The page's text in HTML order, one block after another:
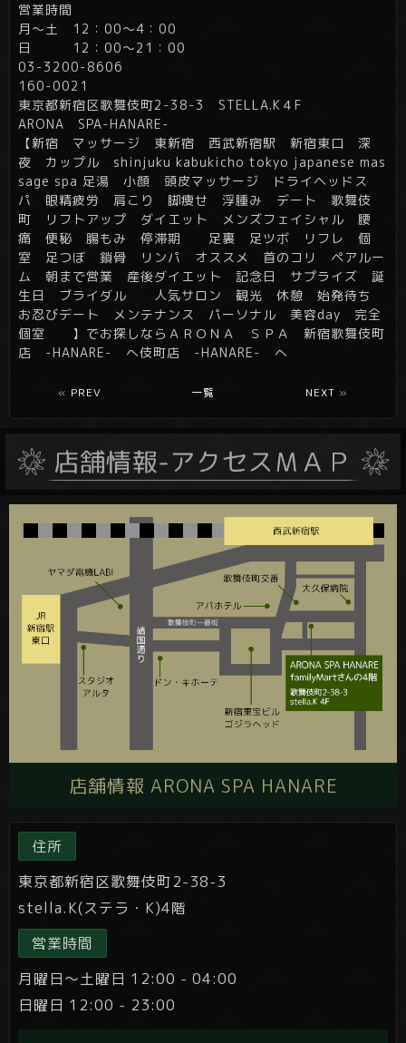
営業時間
月～土 12：00～4：00
日 12：00～21：00
03-3200-8606
160-0021
東京都新宿区歌舞伎町2-38-3 STELLA.K４F
ARONA SPA-HANARE-
【新宿 マッサージ 東新宿 西武新宿駅 新宿東口 深
夜 カップル shinjuku kabukicho tokyo japanese mas
sage spa 足湯 小顔 頭皮マッサージ ドライヘッドス
パ 眼精疲労 肩こり 脚痩せ 浮腫み デート 歌舞伎
町 リフトアップ ダイエット メンズフェイシャル 腰
痛 便秘 腸もみ 停滞期 足裏 足ツボ リフレ 個
室 足つぼ 鎖骨 リンパ オススメ 首のコリ ペアルー
ム 朝まで営業 産後ダイエット 記念日 サプライズ 誕
生日 ブライダル 人気サロン 観光 休憩 始発待ち
お忍びデート メンテナンス パーソナル 美容day 完全
個室 】でお探しならＡＲＯＮＡ ＳＰＡ 新宿歌舞伎町
店 -HANARE- へ伎町店 -HANARE- へ
« PREV 一覧 NEXT »
店舗情報 ARONA SPA HANARE
住所
東京都新宿区歌舞伎町2-38-3
stella.K(ステラ・K)4階
営業時間
月曜日～土曜日 12:00 - 04:00
日曜日 12:00 - 23:00